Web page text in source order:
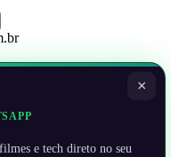
×
e tech direto no seu